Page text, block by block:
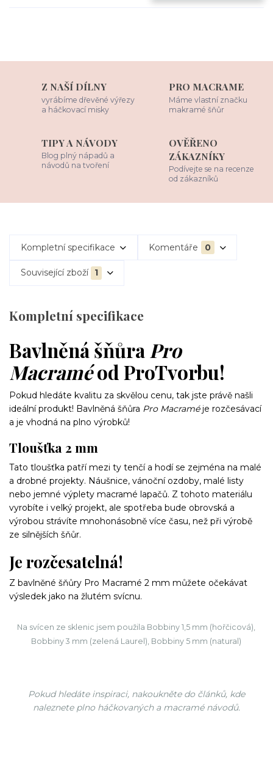
Z NAŠÍ DÍLNY
vyrábíme dřevěné výřezy
a háčkovací misky
PRO MACRAME
Máme vlastní značku
makramé šňůr
TIPY A NÁVODY
Blog plný nápadů a
návodů na tvoření
OVĚŘENO
ZÁKAZNÍKY
Podívejte se na recenze
od zákazníků
Kompletní specifikace Komentáře 0
Související zboží 1
Kompletní specifikace
Bavlněná šňůra Pro
Macraméod ProTvorbu!
Pokud hledáte kvalitu za skvělou cenu, tak jste právě našli
ideální produkt! Bavlněná šňůra Pro Macraméje rozčesávací
a je vhodná na plno výrobků!
Tloušťka 2 mm
Tato tloušťka patří mezi ty tenčí a hodí se zejména na malé
a drobné projekty. Náušnice, vánoční ozdoby, malé listy
nebo jemné výplety macramé lapačů. Z tohoto materiálu
vyrobíte i velký projekt, ale spotřeba bude obrovská a
výrobou strávíte mnohonásobně více času, než při výrobě
ze silnějších šňůr.
Je rozčesatelná!
Z bavlněné šňůry Pro Macramé 2 mm můžete očekávat
výsledek jako na žlutém svícnu.
Na svícen ze sklenic jsem použila Bobbiny 1,5 mm (hořčicová),
Bobbiny 3 mm (zelená Laurel), Bobbiny 5 mm (natural)
Pokud hledáte inspiraci, nakoukněte do článků, kde
naleznete plno háčkovaných a macramé návodů.